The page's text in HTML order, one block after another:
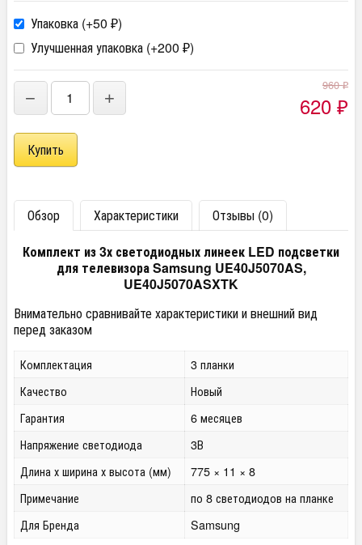
Упаковка (+50 ₽)
Улучшенная упаковка (+200 ₽)
− +
960₽
620 ₽
Обзор Характеристики
Отзывы (0)
Комплект из 3х светодиодных линеек LED подсветки
для телевизора Samsung UE40J5070AS,
UE40J5070ASXTK
Внимательно сравнивайте характеристики и внешний вид
перед заказом
Комплектация
3 планки
Качество
Новый
Гарантия
6 месяцев
Напряжение светодиода
3В
Длина х ширина х высота (мм)
775 × 11 × 8
Примечание
по 8 светодиодов на планке
Для Бренда
Samsung